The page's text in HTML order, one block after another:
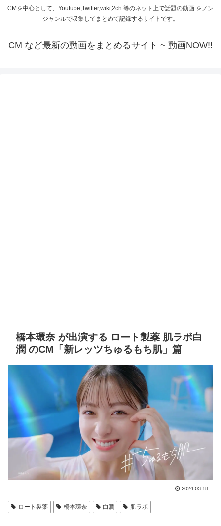
CMを中心として、Youtube,Twitter,wiki,2ch 等のネット上で話題の動画 をノン
ジャンルで収集してまとめて記録するサイトです。
CM など最新の動画をまとめるサイト ~ 動画NOW!!
橋本環奈 が出演する ロート製薬 肌ラボ白
潤 のCM「新レッツちゅるもち肌」篇
2024.03.18
ロート製薬 橋本環奈 白潤 肌ラボ